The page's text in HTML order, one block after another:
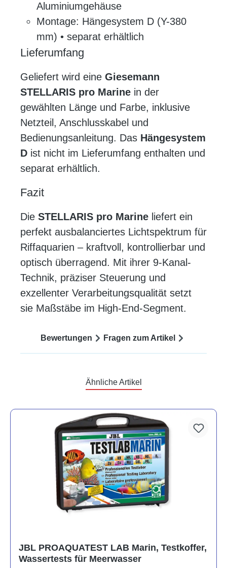
Aluminiumgehäuse
Montage: Hängesystem D (Y-380
mm) • separat erhältlich
Lieferumfang
Geliefert wird eine Giesemann
STELLARIS pro Marine in der
gewählten Länge und Farbe, inklusive
Netzteil, Anschlusskabel und
Bedienungsanleitung. Das Hängesystem
D ist nicht im Lieferumfang enthalten und
separat erhältlich.
Fazit
Die STELLARIS pro Marine liefert ein
perfekt ausbalanciertes Lichtspektrum für
Riffaquarien – kraftvoll, kontrollierbar und
optisch überragend. Mit ihrer 9-Kanal-
Technik, präziser Steuerung und
exzellenter Verarbeitungsqualität setzt
sie Maßstäbe im High-End-Segment.
Bewertungen Fragen zum Artikel
Ähnliche Artikel
JBL PROAQUATEST LAB Marin, Testkoffer,
Wassertests für Meerwasser